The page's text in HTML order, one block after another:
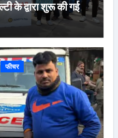
के द्वारा शुरू की गई
फीचर